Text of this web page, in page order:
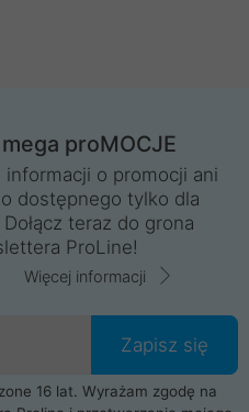
proMOCJE
informacji o promocji ani
dostępnego tylko dla
teraz do grona
ProLine!
Więcej informacji
Zapisz się
16 lat. Wyrażam zgodę na